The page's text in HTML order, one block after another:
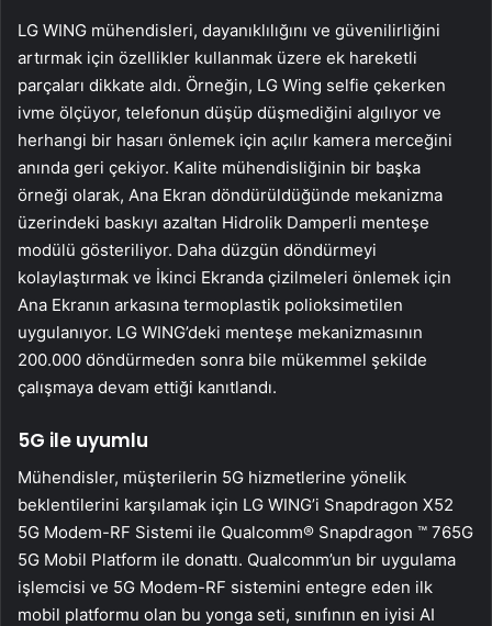
LG WING mühendisleri, dayanıklılığını ve güvenilirliğini
artırmak için özellikler kullanmak üzere ek hareketli
parçaları dikkate aldı. Örneğin, LG Wing selfie çekerken
ivme ölçüyor, telefonun düşüp düşmediğini algılıyor ve
herhangi bir hasarı önlemek için açılır kamera merceğini
anında geri çekiyor. Kalite mühendisliğinin bir başka
örneği olarak, Ana Ekran döndürüldüğünde mekanizma
üzerindeki baskıyı azaltan Hidrolik Damperli menteşe
modülü gösteriliyor. Daha düzgün döndürmeyi
kolaylaştırmak ve İkinci Ekranda çizilmeleri önlemek için
Ana Ekranın arkasına termoplastik polioksimetilen
uygulanıyor. LG WING’deki menteşe mekanizmasının
200.000 döndürmeden sonra bile mükemmel şekilde
çalışmaya devam ettiği kanıtlandı.
5G ile uyumlu
Mühendisler, müşterilerin 5G hizmetlerine yönelik
beklentilerini karşılamak için LG WING’i Snapdragon X52
5G Modem-RF Sistemi ile Qualcomm® Snapdragon ™ 765G
5G Mobil Platform ile donattı. Qualcomm’un bir uygulama
işlemcisi ve 5G Modem-RF sistemini entegre eden ilk
mobil platformu olan bu yonga seti, sınıfının en iyisi AI